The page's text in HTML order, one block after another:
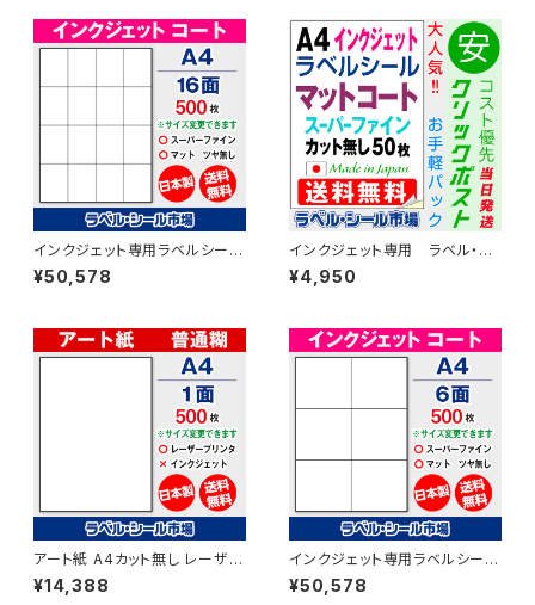
インクジェット専用ラベルシール
マットコートA4-16面 500枚 ス
ーパーファイン T4Y4iA
¥50,578
インクジェット専用 ラベル・シ
ール A4カット無し コート
紙 50枚 T1Y1iA-CP5
¥4,950
アート紙 A4カット無し レーザー
プリンター用ラベルシール 500
枚 T1Y1B【日本製】
¥14,388
インクジェット専用ラベルシール
マットコートA4-6面 500枚 ス
ーパーファイン T2Y3iA
¥50,578